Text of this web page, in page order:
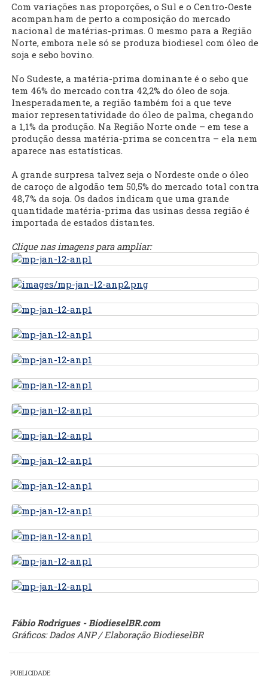
Com variações nas proporções, o Sul e o Centro-Oeste
acompanham de perto a composição do mercado
nacional de matérias-primas. O mesmo para a Região
Norte, embora nele só se produza biodiesel com óleo de
soja e sebo bovino.
No Sudeste, a matéria-prima dominante é o sebo que
tem 46% do mercado contra 42,2% do óleo de soja.
Inesperadamente, a região também foi a que teve
maior representatividade do óleo de palma, chegando
a 1,1% da produção. Na Região Norte onde – em tese a
produção dessa matéria-prima se concentra – ela nem
aparece nas estatísticas.
A grande surpresa talvez seja o Nordeste onde o óleo
de caroço de algodão tem 50,5% do mercado total contra
48,7% da soja. Os dados indicam que uma grande
quantidade matéria-prima das usinas dessa região é
importada de estados distantes.
Clique nas imagens para ampliar:
Fábio Rodrigues - BiodieselBR.com
Gráficos: Dados ANP / Elaboração BiodieselBR
PUBLICIDADE